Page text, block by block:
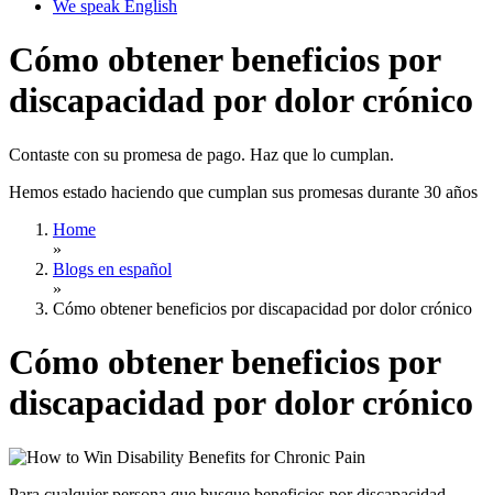
We speak English
Cómo obtener beneficios por
discapacidad por dolor crónico
Contaste con su promesa de pago. Haz que lo cumplan.
Hemos estado haciendo que cumplan sus promesas durante 30 años
Home
»
Blogs en español
»
Cómo obtener beneficios por discapacidad por dolor crónico
Cómo obtener beneficios por
discapacidad por dolor crónico